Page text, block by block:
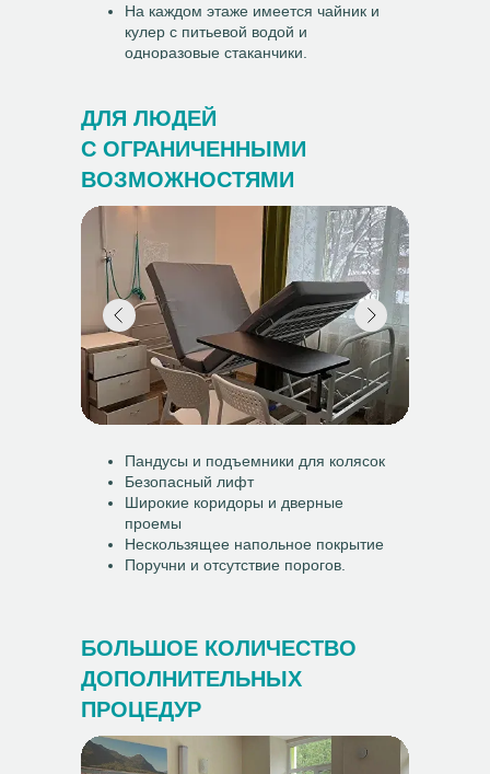
На каждом этаже имеется чайник и
кулер с питьевой водой и
одноразовые стаканчики.
Пандусы и подъемники для колясок
Безопасный лифт
Широкие коридоры и дверные
проемы
Нескользящее напольное покрытие
Поручни и отсутствие порогов.
ДЛЯ ЛЮДЕЙ
С ОГРАНИЧЕННЫМИ
ВОЗМОЖНОСТЯМИ
БОЛЬШОЕ КОЛИЧЕСТВО
ДОПОЛНИТЕЛЬНЫХ
ПРОЦЕДУР